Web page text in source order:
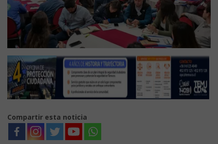
Compartir esta noticia